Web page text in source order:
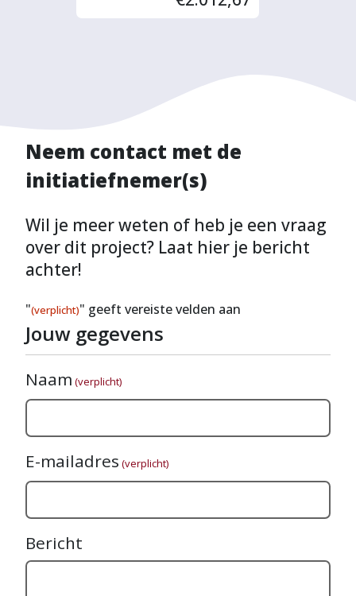
Neem contact met de
initiatiefnemer(s)
Wil je meer weten of heb je een vraag
over dit project? Laat hier je bericht
achter!
"(verplicht)" geeft vereiste velden aan
Jouw gegevens
Naam (verplicht)
E-mailadres (verplicht)
Bericht